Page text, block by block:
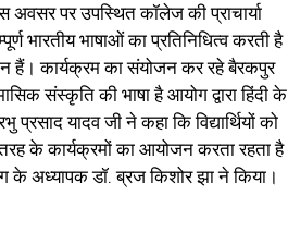
अवसर पर उपस्थित कॉलेज की प्राचार्या
भारतीय भाषाओं का प्रतिनिधित्व करती है
हैं। कार्यक्रम का संयोजन कर रहे बैरकपुर
संस्कृति की भाषा है आयोग द्वारा हिंदी के
यादव जी ने कहा कि विद्यार्थियों को
तरह के कार्यक्रमों का आयोजन करता रहता है
के अध्यापक डॉ. ब्रज किशोर झा ने किया।